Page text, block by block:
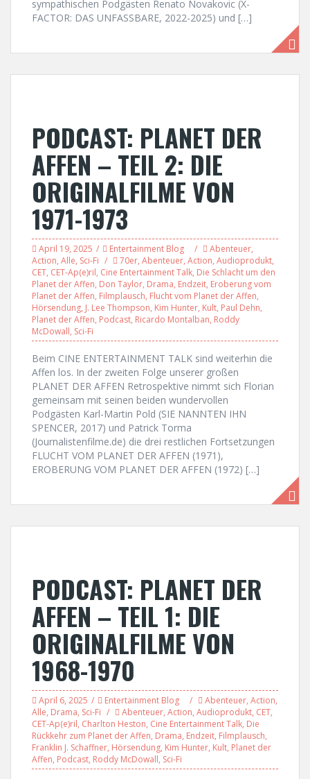
sympathischen Podgästen Renato Novakovic (X-
FACTOR: DAS UNFASSBARE, 2022-2025) und […]
PODCAST: PLANET DER
AFFEN – TEIL 2: DIE
ORIGINALFILME VON
1971-1973
April 19, 2025 Entertainment Blog Abenteuer,
Action, Alle, Sci-Fi 70er, Abenteuer, Action, Audioprodukt,
CET, CET-Ap(e)ril, Cine Entertainment Talk, Die Schlacht um den
Planet der Affen, Don Taylor, Drama, Endzeit, Eroberung vom
Planet der Affen, Filmplausch, Flucht vom Planet der Affen,
Hörsendung, J. Lee Thompson, Kim Hunter, Kult, Paul Dehn,
Planet der Affen, Podcast, Ricardo Montalban, Roddy
McDowall, Sci-Fi
Beim CINE ENTERTAINMENT TALK sind weiterhin die
Affen los. In der zweiten Folge unserer großen
PLANET DER AFFEN Retrospektive nimmt sich Florian
gemeinsam mit seinen beiden wundervollen
Podgästen Karl-Martin Pold (SIE NANNTEN IHN
SPENCER, 2017) und Patrick Torma
(Journalistenfilme.de) die drei restlichen Fortsetzungen
FLUCHT VOM PLANET DER AFFEN (1971),
EROBERUNG VOM PLANET DER AFFEN (1972) […]
PODCAST: PLANET DER
AFFEN – TEIL 1: DIE
ORIGINALFILME VON
1968-1970
April 6, 2025 Entertainment Blog Abenteuer, Action,
Alle, Drama, Sci-Fi Abenteuer, Action, Audioprodukt, CET,
CET-Ap(e)ril, Charlton Heston, Cine Entertainment Talk, Die
Rückkehr zum Planet der Affen, Drama, Endzeit, Filmplausch,
Franklin J. Schaffner, Hörsendung, Kim Hunter, Kult, Planet der
Affen, Podcast, Roddy McDowall, Sci-Fi